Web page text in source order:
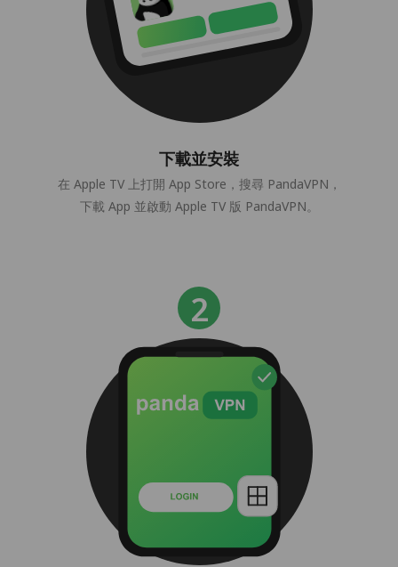
下載並安裝
在 Apple TV 上打開 App Store，搜尋 PandaVPN，
下載 App 並啟動 Apple TV 版 PandaVPN。